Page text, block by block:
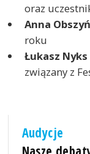
oraz
Anna
roku
Łukasz Nyks
związany z
Audycje